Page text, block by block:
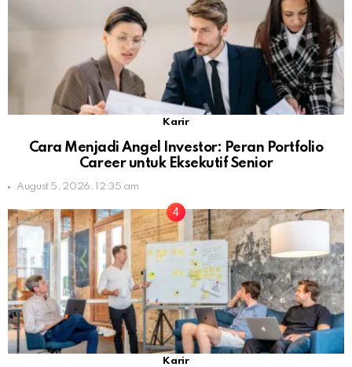
Karir
Cara Menjadi Angel Investor: Peran Portfolio
Career untuk Eksekutif Senior
August 5, 2026, 12:35 am
Karir